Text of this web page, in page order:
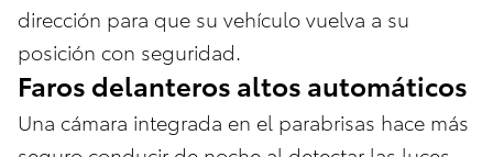
dirección para que su vehículo vuelva a su
posición con seguridad.
Faros delanteros altos automáticos
Una cámara integrada en el parabrisas hace más